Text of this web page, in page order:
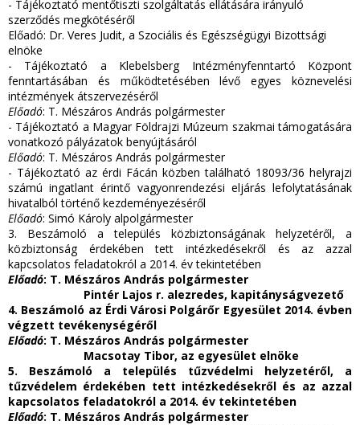
- Tájékoztató mentőtiszti szolgáltatás ellátására irányuló
szerződés megkötéséről
Előadó: Dr. Veres Judit, a Szociális és Egészségügyi Bizottsági
elnöke
- Tájékoztató a Klebelsberg Intézményfenntartó Központ
fenntartásában és működtetésében lévő egyes köznevelési
intézmények átszervezéséről
Előadó: T. Mészáros András polgármester
- Tájékoztató a Magyar Földrajzi Múzeum szakmai támogatására
vonatkozó pályázatok benyújtásáról
Előadó: T. Mészáros András polgármester
- Tájékoztató az érdi Fácán közben található 18093/36 helyrajzi
számú ingatlant érintő vagyonrendezési eljárás lefolytatásának
hivatalból történő kezdeményezéséről
Előadó: Simó Károly alpolgármester
3. Beszámoló a település közbiztonságának helyzetéről, a
közbiztonság érdekében tett intézkedésekről és az azzal
kapcsolatos feladatokról a 2014. év tekintetében
Előadó: T. Mészáros András polgármester
Pintér Lajos r. alezredes, kapitányságvezető
4. Beszámoló az Érdi Városi Polgárőr Egyesület 2014. évben
végzett tevékenységéről
Előadó: T. Mészáros András polgármester
Macsotay Tibor, az egyesület elnöke
5. Beszámoló a település tűzvédelmi helyzetéről, a
tűzvédelem érdekében tett intézkedésekről és az azzal
kapcsolatos feladatokról a 2014. év tekintetében
Előadó: T. Mészáros András polgármester